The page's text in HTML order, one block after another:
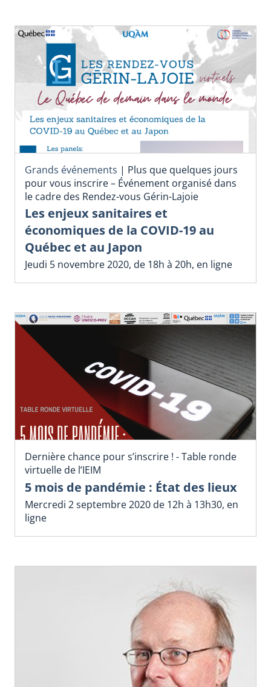
Grands événements | Plus que quelques jours
pour vous inscrire – Événement organisé dans
le cadre des Rendez-vous Gérin-Lajoie
Les enjeux sanitaires et
économiques de la COVID-19 au
Québec et au Japon
Jeudi 5 novembre 2020, de 18h à 20h, en ligne
Dernière chance pour s’inscrire ! - Table ronde
virtuelle de l’IEIM
5 mois de pandémie : État des lieux
Mercredi 2 septembre 2020 de 12h à 13h30, en
ligne